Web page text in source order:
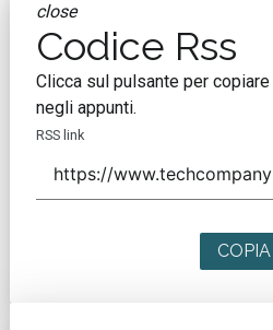
close
Codice Rss
Clicca sul pulsante per copiare
negli appunti.
RSS link